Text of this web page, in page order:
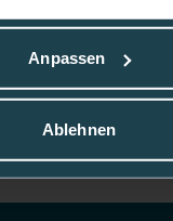
Anpassen
Ablehnen
Mediq App